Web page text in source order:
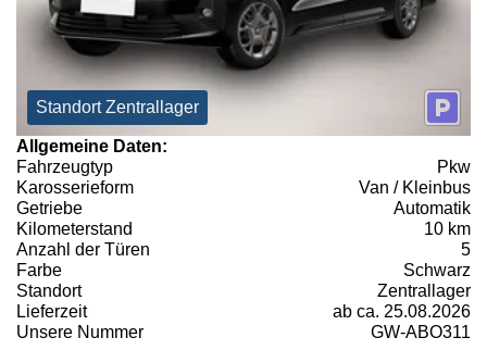
Standort Zentrallager
Allgemeine Daten:
Fahrzeugtyp
Pkw
Karosserieform
Van / Kleinbus
Getriebe
Automatik
Kilometerstand
10 km
Anzahl der Türen
5
Farbe
Schwarz
Standort
Zentrallager
Lieferzeit
ab ca. 25.08.2026
Unsere Nummer
GW-ABO311